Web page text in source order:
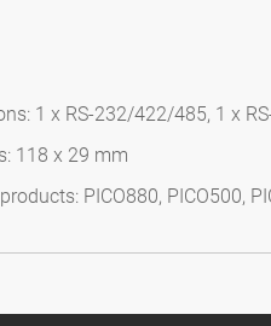
1 x RS-232/422/485, 1 x
118 x 29 mm
PICO880, PICO500,